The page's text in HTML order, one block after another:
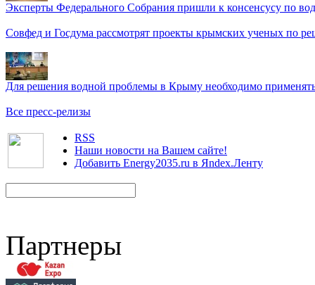
Эксперты Федерального Собрания пришли к консенсусу по
Совфед и Госдума рассмотрят проекты крымских ученых по
Для решения водной проблемы в Крыму необходимо
Все пресс-релизы
RSS
Наши новости на Вашем сайте!
Добавить Energy2035.ru в Яndex.Ленту
Партнеры